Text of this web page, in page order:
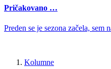
Pričakovano …
Preden se je sezona začela,
Kolumne